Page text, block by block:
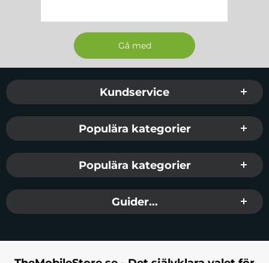
Sidfot Blandad info och länkar
Kundservice
Populära kategorier
Populära kategorier
Guider...